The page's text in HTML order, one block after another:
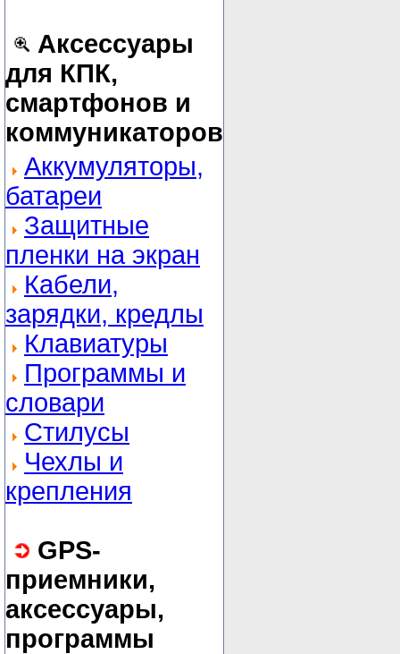
Аксессуары
для КПК,
смартфонов и
коммуникаторов
Аккумуляторы,
батареи
Защитные
пленки на экран
Кабели,
зарядки, кредлы
Клавиатуры
Программы и
словари
Стилусы
Чехлы и
крепления
GPS-
приемники,
аксессуары,
программы